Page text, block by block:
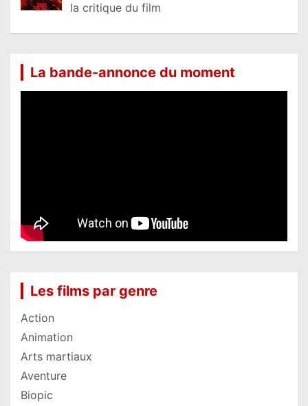
la critique du film
La bande-annonce du moment
Les films par genre
Action
Animation
Arts martiaux
Aventure
Biopic